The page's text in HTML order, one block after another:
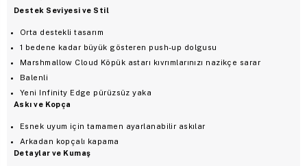
Destek Seviyesi ve Stil
Orta destekli tasarım
1 bedene kadar büyük gösteren push-up dolgusu
Marshmallow Cloud Köpük astarı kıvrımlarınızı nazikçe sarar
Balenli
Yeni Infinity Edge pürüzsüz yaka
Askı ve Kopça
Esnek uyum için tamamen ayarlanabilir askılar
Arkadan kopçalı kapama
Detaylar ve Kumaş